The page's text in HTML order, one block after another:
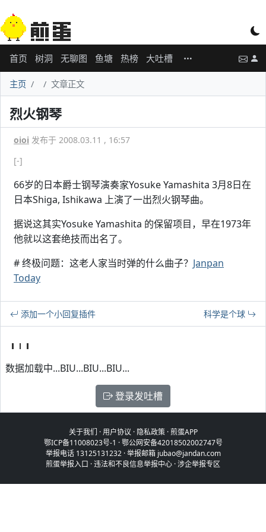
首页 树洞 无聊图 鱼塘 热榜 大吐槽
主页 文章正文
烈火钢琴
oioi 发布于 2008.03.11 , 16:57
[-]
66岁的日本爵士钢琴演奏家Yosuke Yamashita 3月8日在
日本Shiga, Ishikawa 上演了一出烈火钢琴曲。
据说这其实Yosuke Yamashita 的保留项目，早在1973年
他就以这套绝技而出名了。
# 终极问题：这老人家当时弹的什么曲子？ Janpan
Today
添加一个小回复插件 科学是个球
数据加载中...BIU...BIU...BIU...
登录发吐槽
关于我们 ·用户协议 · 隐私政策·煎蛋APP
鄂ICP备11008023号-1 ·鄂公网安备42018502002747号
举报电话 13125131232 · 举报邮箱 jubao@jandan.com
煎蛋举报入口 ·违法和不良信息举报中心 ·涉企举报专区